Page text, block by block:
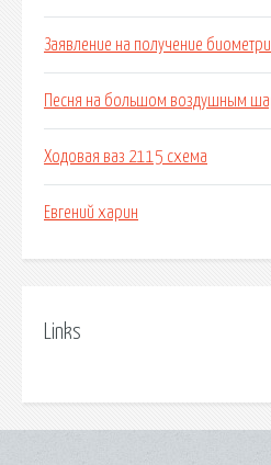
Заявление на получение
Песня на большом воздушным
Ходовая ваз 2115 схема
Евгений харин
Links